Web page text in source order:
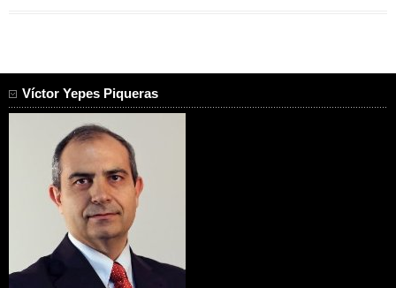
Víctor Yepes Piqueras